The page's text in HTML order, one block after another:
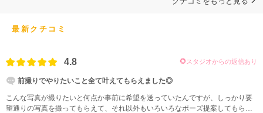
最新クチコミ
4.8 スタジオからの返信あり
前撮りでやりたいこと全て叶えてもらえました◎
こんな写真が撮りたいと何点か事前に希望を送っていたんですが、しっかり要
望通りの写真を撮ってもらえて、それ以外もいろいろなポーズ提案してもらえ